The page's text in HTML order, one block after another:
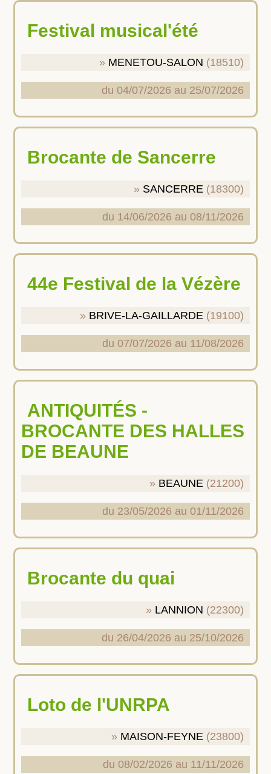
Festival musical'été
MENETOU-SALON (18510)
du 04/07/2026 au 25/07/2026
Brocante de Sancerre
SANCERRE (18300)
du 14/06/2026 au 08/11/2026
44e Festival de la Vézère
BRIVE-LA-GAILLARDE (19100)
du 07/07/2026 au 11/08/2026
ANTIQUITÉS -
BROCANTE DES HALLES
DE BEAUNE
BEAUNE (21200)
du 23/05/2026 au 01/11/2026
Brocante du quai
LANNION (22300)
du 26/04/2026 au 25/10/2026
Loto de l'UNRPA
MAISON-FEYNE (23800)
du 08/02/2026 au 11/11/2026